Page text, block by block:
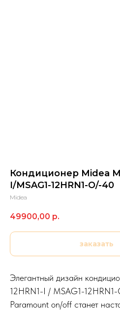
Кондиционер Midea
I/MSAG1-12HRN1-O/-40
Midea
49900,00 р.
заказать
Элегантный дизайн
12HRN1-I / MSAG1-
Paramount on/off станет